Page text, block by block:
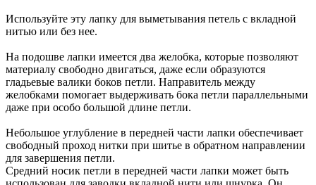
Используйте эту лапку для выметывания петель с вкладной
нитью или без нее.
На подошве лапки имеется два желобка, которые позволяют
материалу свободно двигаться, даже если образуются
гладьевые валики боков петли. Направитель между
желобками помогает выдерживать бока петли параллельными
даже при особо большой длине петли.
Небольшое углубление в передней части лапки обеспечивает
свободный проход нитки при шитье в обратном направлении
для завершения петли.
Средний носик петли в передней части лапки может быть